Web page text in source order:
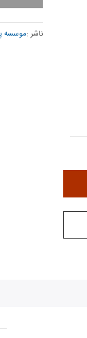
ناشر :موسسه